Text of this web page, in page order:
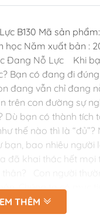
B130 Mã sản phẩm:
Năm xuất bản :
Đang Nỗ Lực Khi
Bạn có đang đi
đang vẫn chỉ đang
con đường sự
bạn có thành tích
thế nào thì là
bao nhiêu người
đã khai thác hết
Chúng ta có mục
không có gì đặc biệt,
có biết làm thế nào
THÊM